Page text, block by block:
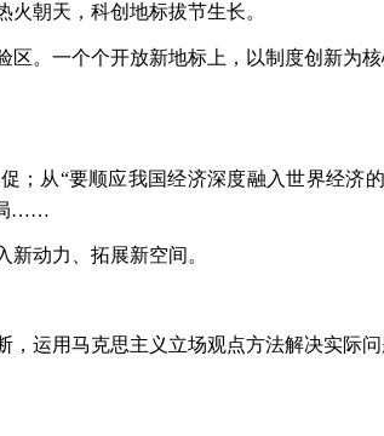
朝天，科创地标拔节生长。
区。一个个开放新地标上，以制度创新为
；从“要顺应我国经济深度融入世界经济
局……
动力、拓展新空间。
运用马克思主义立场观点方法解决实际